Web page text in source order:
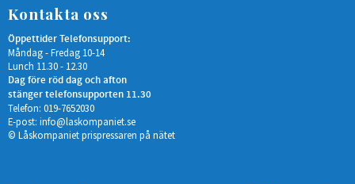
Kontakta oss
Öppettider Telefonsupport:
Måndag - Fredag 10-14
Lunch 11.30 - 12.30
Dag före röd dag och afton
stänger telefonsupporten 11.30
Telefon: 019-7652030
E-post: info@laskompaniet.se
© Låskompaniet prispressaren på nätet